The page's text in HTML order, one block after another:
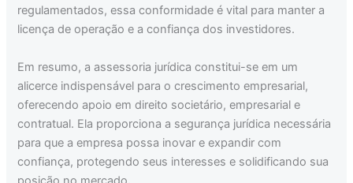
regulamentados, essa conformidade é vital para manter a
licença de operação e a confiança dos investidores.
Em resumo, a assessoria jurídica constitui-se em um
alicerce indispensável para o crescimento empresarial,
oferecendo apoio em direito societário, empresarial e
contratual. Ela proporciona a segurança jurídica necessária
para que a empresa possa inovar e expandir com
confiança, protegendo seus interesses e solidificando sua